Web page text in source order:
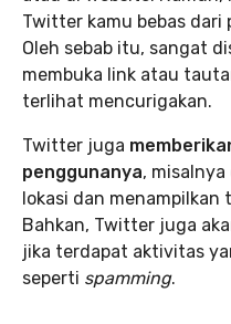
Twitter kamu bebas dari
Oleh sebab itu, sangat
membuka link atau
terlihat mencurigakan.
Twitter juga
penggunanya,
lokasi dan
Bahkan, Twitter juga
jika terdapat aktivitas
seperti spamming.